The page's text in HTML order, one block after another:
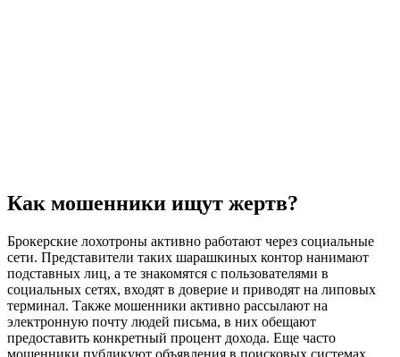
Как мошенники ищут жертв?
Брокерские лохотроны активно работают через социальные
сети. Представители таких шарашкиных контор нанимают
подставных лиц, а те знакомятся с пользователями в
социальных сетях, входят в доверие и приводят на липовых
терминал. Также мошенники активно рассылают на
электронную почту людей письма, в них обещают
предоставить конкретный процент дохода. Еще часто